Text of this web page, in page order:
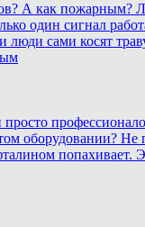
А как
один сигнал
люди сами косят
оборудовании?
попахивает.